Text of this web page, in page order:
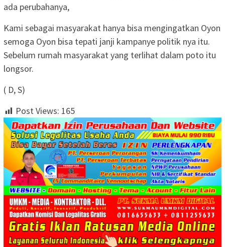
ada perubahanya,
Kami sebagai masyarakat hanya bisa mengingatkan Oyon
semoga Oyon bisa tepati janji kampanye politik nya itu.
Sebelum rumah masyarakat yang terlihat dalam poto itu
longsor.
( D, S)
Post Views: 165